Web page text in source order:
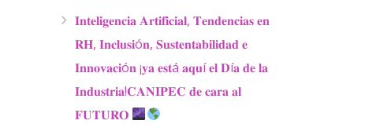
𝐈𝐧𝐭𝐞𝐥𝐢𝐠𝐞𝐧𝐜𝐢𝐚 𝐀𝐫𝐭𝐢𝐟𝐢𝐜𝐢𝐚𝐥, 𝐓𝐞𝐧𝐝𝐞𝐧𝐜𝐢𝐚𝐬 𝐞𝐧
𝐑𝐇, 𝐈𝐧𝐜𝐥𝐮𝐬𝐢ó𝐧, 𝐒𝐮𝐬𝐭𝐞𝐧𝐭𝐚𝐛𝐢𝐥𝐢𝐝𝐚𝐝 𝐞
𝐈𝐧𝐧𝐨𝐯𝐚𝐜𝐢ó𝐧 ¡𝐲𝐚 𝐞𝐬𝐭á 𝐚𝐪𝐮í 𝐞𝐥 𝐃í𝐚 𝐝𝐞 𝐥𝐚
𝐈𝐧𝐝𝐮𝐬𝐭𝐫𝐢𝐚!𝐂𝐀𝐍𝐈𝐏𝐄𝐂 𝐝𝐞 𝐜𝐚𝐫𝐚 𝐚𝐥
𝐅𝐔𝐓𝐔𝐑𝐎